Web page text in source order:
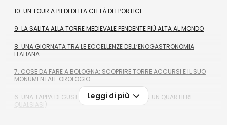
10. UN TOUR A PIEDI DELLA CITTÀ DEI PORTICI
9. LA SALITA ALLA TORRE MEDIEVALE PENDENTE PIÙ ALTA AL MONDO
8. UNA GIORNATA TRA LE ECCELLENZE DELL’ENOGASTRONOMIA
ITALIANA
7. COSE DA FARE A BOLOGNA: SCOPRIRE TORRE ACCURSI E IL SUO
MONUMENTALE OROLOGIO
6. UNA TAPPA DI GUSTO AL MERCATO (E NON IN UN QUARTIERE
QUALSIASI)
Leggi di più